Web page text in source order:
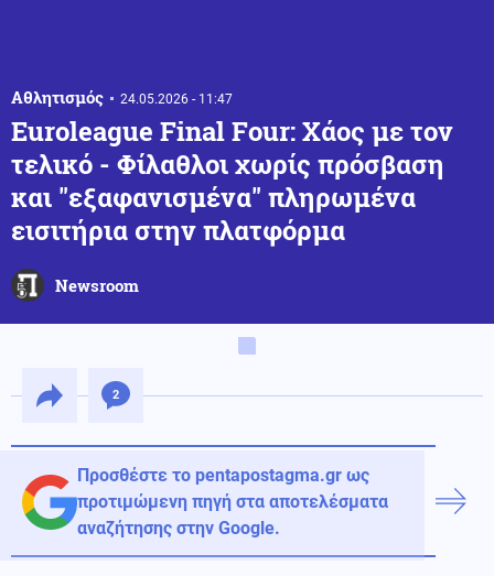
Αθλητισμός 24.05.2026 - 11:47
Euroleague Final Four: Χάος με τον
τελικό - Φίλαθλοι χωρίς πρόσβαση
και "εξαφανισμένα" πληρωμένα
εισιτήρια στην πλατφόρμα
Newsroom
2
Προσθέστε το pentapostagma.gr ως
προτιμώμενη πηγή στα αποτελέσματα
αναζήτησης στην Google.